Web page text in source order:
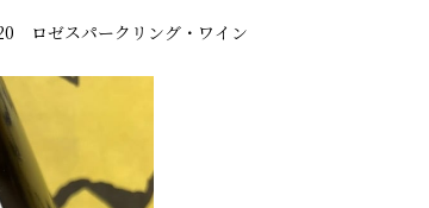
ロゼスパークリング・ワイン